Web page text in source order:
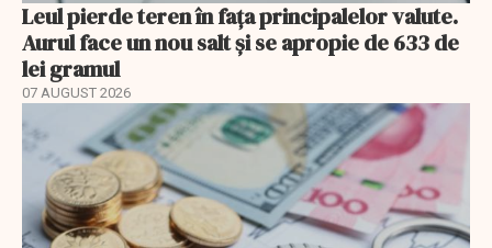
Leul pierde teren în fața principalelor valute.
Aurul face un nou salt și se apropie de 633 de
lei gramul
07 AUGUST 2026